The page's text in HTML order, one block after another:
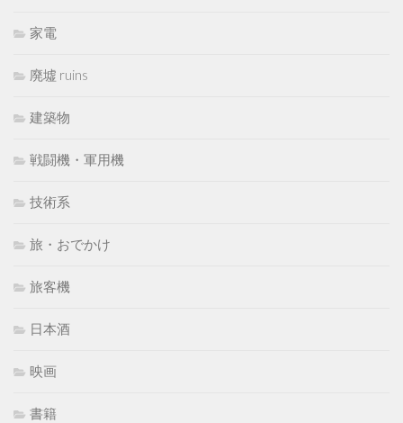
家電
廃墟 ruins
建築物
戦闘機・軍用機
技術系
旅・おでかけ
旅客機
日本酒
映画
書籍